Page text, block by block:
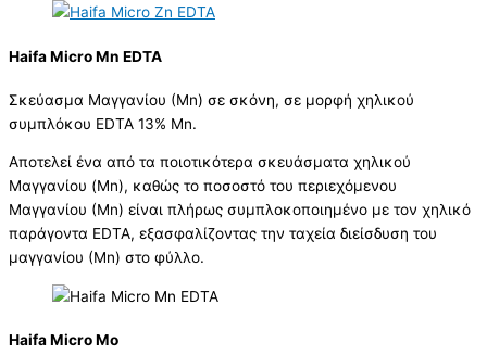
Haifa Micro Mn EDTA
Σκεύασμα Μαγγανίου (Μn) σε σκόνη, σε μορφή χηλικού
συμπλόκου EDTA 13% Mn.
Αποτελεί ένα από τα ποιοτικότερα σκευάσματα χηλικού
Μαγγανίου (Mn), καθώς το ποσοστό του περιεχόμενου
Mαγγανίου (Μn) είναι πλήρως συμπλοκοποιημένο με τον χηλικό
παράγοντα EDTA, εξασφαλίζοντας την ταχεία διείσδυση του
μαγγανίου (Μn) στο φύλλο.
Haifa Micro Mo